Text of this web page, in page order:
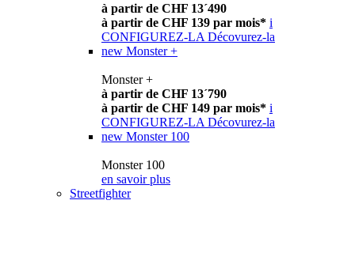
à partir de CHF 13´490
à partir de CHF 139 par mois* i
CONFIGUREZ-LA Décovurez-la
new Monster +
Monster +
à partir de CHF 13´790
à partir de CHF 149 par mois* i
CONFIGUREZ-LA Décovurez-la
new Monster 100
Monster 100
en savoir plus
Streetfighter